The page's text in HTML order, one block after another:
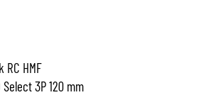
HMF
3P 120 mm